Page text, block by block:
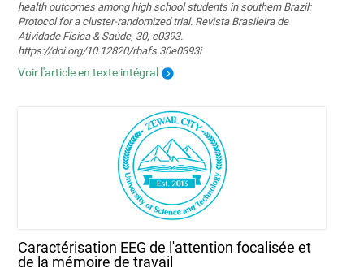
health outcomes among high school students in southern Brazil:
Protocol for a cluster-randomized trial. Revista Brasileira de
Atividade Física & Saúde, 30, e0393.
https://doi.org/10.12820/rbafs.30e0393i
Voir l'article en texte intégral
Caractérisation EEG de l'attention focalisée et
de la mémoire de travail